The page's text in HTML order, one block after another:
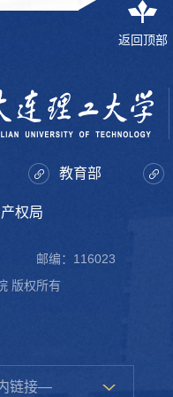
返回顶部
教育部
权局
邮编：116023
版权所有
链接—